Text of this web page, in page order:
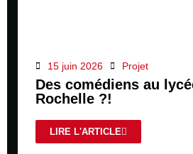
15 juin 2026 Projet
Des comédiens au
Rochelle ?!
LIRE L'ARTICLE